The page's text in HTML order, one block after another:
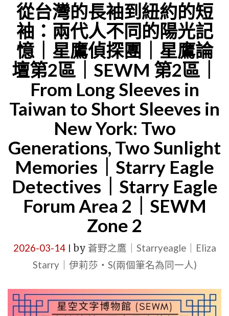
從台灣的長袖到紐約的短
袖：兩代人不同的陽光記
憶｜星鷹偵探團｜星鷹論
壇第2區｜SEWM 第2區｜
From Long Sleeves in
Taiwan to Short Sleeves in
New York: Two
Generations, Two Sunlight
Memories｜Starry Eagle
Detectives｜Starry Eagle
Forum Area 2｜SEWM
Zone 2
2026-03-14| by 蒼野之鷹｜Starryeagle｜Eliza
Starry｜伊莉莎・S(兩個筆名為同一人)